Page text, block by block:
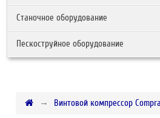
Станочное оборудование
Пескоструйное оборудование
Винтовой компрессор